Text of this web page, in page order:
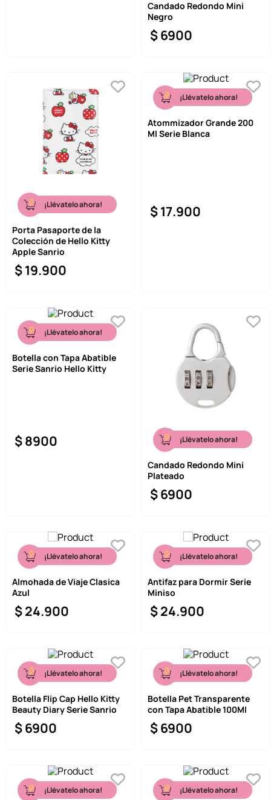
Candado Redondo Mini
Negro
$6900
¡Llévatelo ahora!
Porta Pasaporte de la
Colección de Hello Kitty
Apple Sanrio
$19.900
¡Llévatelo ahora!
Atommizador Grande 200
Ml Serie Blanca
$17.900
¡Llévatelo ahora!
Botella con Tapa Abatible
Serie Sanrio Hello Kitty
$8900 ¡Llévatelo ahora!
Candado Redondo Mini
Plateado
$6900
¡Llévatelo ahora!
Almohada de Viaje Clasica
Azul
$24.900
¡Llévatelo ahora!
Antifaz para Dormir Serie
Miniso
$24.900
¡Llévatelo ahora!
Botella Flip Cap Hello Kitty
Beauty Diary Serie Sanrio
$6900
¡Llévatelo ahora!
Botella Pet Transparente
con Tapa Abatible 100Ml
$6900
¡Llévatelo ahora! ¡Llévatelo ahora!